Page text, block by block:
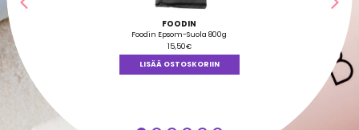
FOODIN
Foodin Epsom-Suola 800g
15,50€
LISÄÄ OSTOSKORIIN
Edellinen